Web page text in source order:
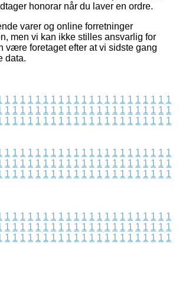
honorar når du laver en ordre.
varer og online forretninger
men vi kan ikke stilles ansvarlig for
være foretaget efter at vi sidste gang
data.
1 1 1 1 1 1 1 1 1 1 1 1 1 1 1 1 1 1 1 1 1 1
1 1 1 1 1 1 1 1 1 1 1 1 1 1 1 1 1 1 1 1 1 1
1 1 1 1 1 1 1 1 1 1 1 1 1 1 1 1 1 1 1 1 1 1
1 1 1 1 1 1 1 1 1 1 1 1 1 1 1 1 1 1 1 1 1 1
1 1 1 1 1 1 1 1 1 1 1 1 1 1 1 1 1 1 1 1 1 1
1 1 1 1 1 1 1 1 1 1 1 1 1 1 1 1 1 1 1 1 1 1
1 1 1 1 1 1 1 1 1 1 1 1 1 1 1 1 1 1 1 1 1 1
1 1 1 1 1 1 1 1 1 1 1 1 1 1 1 1 1 1 1 1 1 1
1 1 1 1 1 1 1 1 1 1 1 1 1 1 1 1 1 1 1 1 1 1